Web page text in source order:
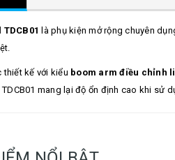
là phụ kiện mở rộng chuyên
thiết kế với kiểu boom arm điều chỉnh
mang lại độ ổn định cao khi sử